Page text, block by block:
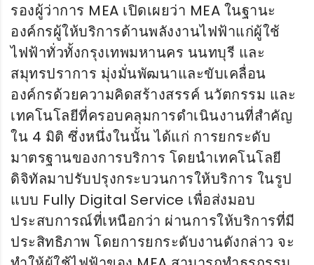
รองผู้ว่าการ MEA เปิดเผยว่า MEA ในฐานะ
องค์กรผู้ให้บริการด้านพลังงานไฟฟ้าแก่ผู้ใช้
ไฟฟ้าทั่วทั้งกรุงเทพมหานคร นนทบุรี และ
สมุทรปราการ มุ่งมั่นพัฒนาและขับเคลื่อน
องค์กรด้วยความคิดสร้างสรรค์ นวัตกรรม และ
เทคโนโลยีที่ครอบคลุมการดำเนินงานที่สำคัญ
ใน 4 มิติ ซึ่งหนึ่งในนั้น ได้แก่ การยกระดับ
มาตรฐานของการบริการ โดยนำเทคโนโลยี
ดิจิทัลมาปรับปรุงกระบวนการให้บริการ ในรูป
แบบ Fully Digital Service เพื่อส่งมอบ
ประสบการณ์ที่เหนือกว่า ผ่านการให้บริการที่มี
ประสิทธิภาพ โดยการยกระดับงานดังกล่าว จะ